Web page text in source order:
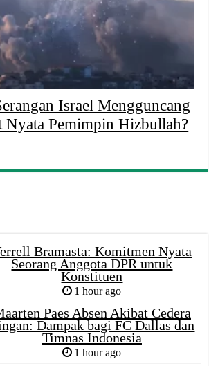
Israel Mengguncang
Nyata Pemimpin Hizbullah?
Bramasta: Komitmen Nyata
Seorang Anggota DPR untuk
Konstituen
1 hour ago
Paes Absen Akibat Cedera
Dampak bagi FC Dallas dan
Timnas Indonesia
1 hour ago